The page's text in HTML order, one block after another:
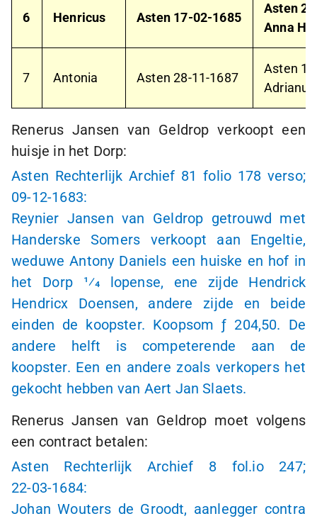
6 Henricus Asten 17-02-1685
Asten
Anna
7 Antonia Asten28-11-1687
Asten
Renerus Jansen van Geldrop verkoopt een
huisje in het Dorp:
Asten Rechterlijk Archief 81 folio 178 verso;
09-12-1683:
Reynier Jansen van Geldrop getrouwd met
Handerske Somers verkoopt aan Engeltie,
weduwe Antony Daniels een huiske en hof in
het Dorp 1⁄4 lopense, ene zijde Hendrick
Hendricx Doensen, andere zijde en beide
einden de koopster. Koopsomƒ 204,50. De
andere helft is competerende aan de
koopster. Een en andere zoals verkopers het
gekocht hebben van Aert Jan Slaets.
Renerus Jansen van Geldrop moet volgens
een contract betalen:
Asten Rechterlijk Archief 8 fol.io 247;
22-03-1684:
Johan Wouters de Groodt, aanlegger contra